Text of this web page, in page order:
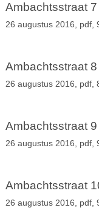
Ambachtsstraat
26 augustus 2016, pdf,
Ambachtsstraat
26 augustus 2016, pdf,
Ambachtsstraat
26 augustus 2016, pdf,
Ambachtsstraat
26 augustus 2016, pdf,